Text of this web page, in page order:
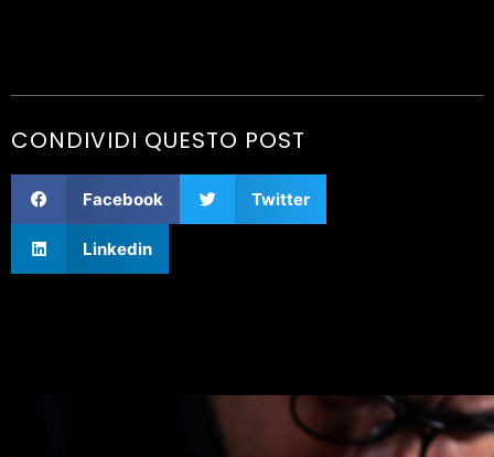
CONDIVIDI QUESTO POST
Facebook Twitter
Linkedin